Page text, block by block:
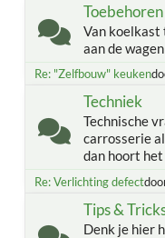
Van koelkast
aan de
Re: "Zelfbouw" keuken
Techniek
Technische
carrosserie
dan hoort het
Re: Verlichting defect
Tips &
Denk je hier